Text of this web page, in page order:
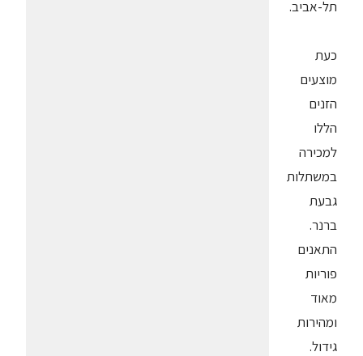
תל-אביב.
כעת
מוצעים
הזנים
הללו
למכירה
במשתלות
גבעת
ברנר.
התאנים
פוריות
מאוד
ומהירות
גידול.